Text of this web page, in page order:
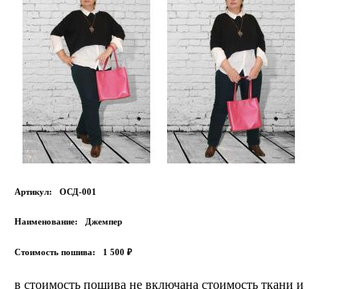
Артикул: ОСД-001
Наименование: Джемпер
Стоимость пошива: 1 500 ₽
в стоимость пошива не включана стоимость ткани и